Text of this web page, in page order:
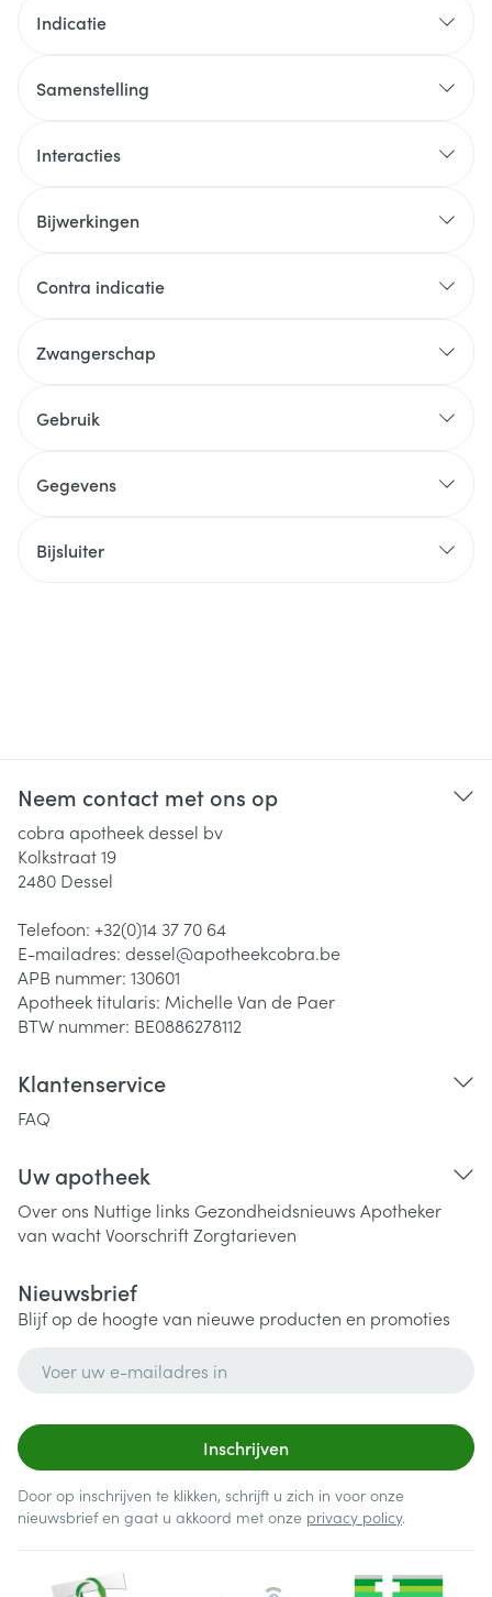
Indicatie
Samenstelling
Interacties
Bijwerkingen
Contra indicatie
Zwangerschap
Gebruik
Gegevens
Bijsluiter
Neem contact met ons op
cobra apotheek dessel bv
Kolkstraat 19
2480 Dessel
Telefoon: +32(0)14 37 70 64
E-mailadres: dessel@apotheekcobra.be
APB nummer: 130601
Apotheek titularis: Michelle Van de Paer
BTW nummer: BE0886278112
Klantenservice
FAQ
Uw apotheek
Over ons Nuttige links Gezondheidsnieuws Apotheker
van wachtVoorschriftZorgtarieven
Nieuwsbrief
Blijf op de hoogte van nieuwe producten en promoties
Inschrijven
Door op inschrijven te klikken, schrijft u zich in voor onze
nieuwsbrief en gaat u akkoord met onze privacy policy.